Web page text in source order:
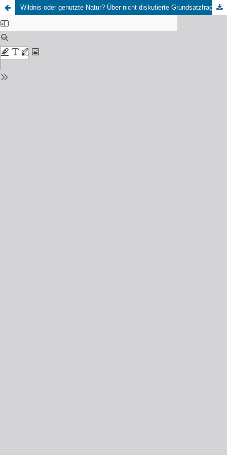
Wildnis oder genutzte Natur? Über nicht diskutierte Grundsatzfragen der aktuellen Umweltpolitik